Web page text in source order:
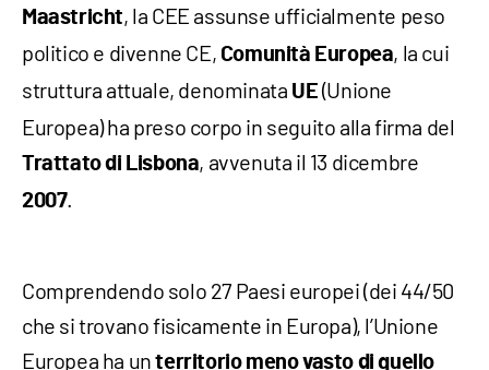
Maastricht, la CEE assunse ufficialmente peso
politico e divenne CE, Comunità Europea, la cui
struttura attuale, denominata UE (Unione
Europea) ha preso corpo in seguito alla firma del
Trattato di Lisbona, avvenuta il 13 dicembre
2007.
Comprendendo solo 27 Paesi europei (dei 44/50
che si trovano fisicamente in Europa), l’Unione
Europea ha unterritorio meno vasto di quello